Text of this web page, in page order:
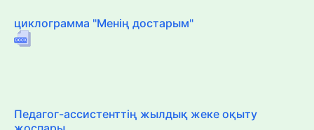
циклограмма "Менің достарым"
Педагог-ассистенттің жылдық жеке оқыту